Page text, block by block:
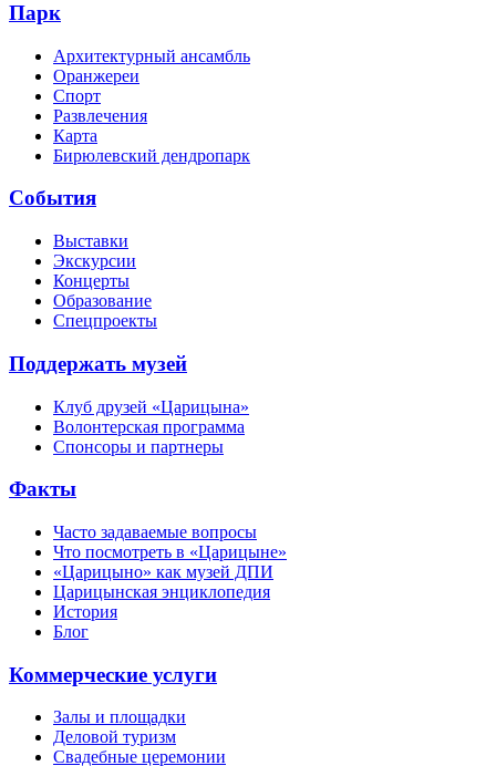
Парк
Архитектурный ансамбль
Оранжереи
Спорт
Развлечения
Карта
Бирюлевский дендропарк
События
Выставки
Экскурсии
Концерты
Образование
Спецпроекты
Поддержать музей
Клуб друзей «Царицына»
Волонтерская программа
Спонсоры и партнеры
Факты
Часто задаваемые вопросы
Что посмотреть в «Царицыне»
«Царицыно» как музей ДПИ
Царицынская энциклопедия
История
Блог
Коммерческие услуги
Залы и площадки
Деловой туризм
Свадебные церемонии